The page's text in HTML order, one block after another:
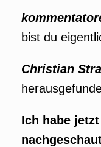
bist du
Christian
Ich habe